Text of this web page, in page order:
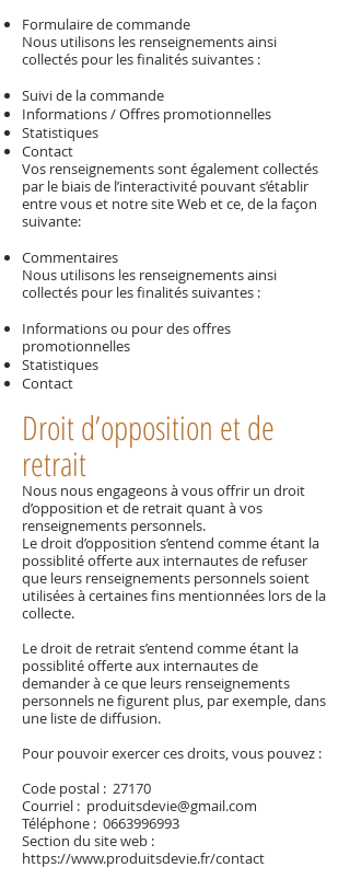
Formulaire de commande
Nous utilisons les renseignements ainsi
collectés pour les finalités suivantes :
Suivi de la commande
Informations / Offres promotionnelles
Statistiques
Contact
Vos renseignements sont également collectés
par le biais de l’interactivité pouvant s’établir
entre vous et notre site Web et ce, de la façon
suivante:
Commentaires
Nous utilisons les renseignements ainsi
collectés pour les finalités suivantes :
Informations ou pour des offres
promotionnelles
Statistiques
Contact
Droit d’opposition et de
retrait
Nous nous engageons à vous offrir un droit
d’opposition et de retrait quant à vos
renseignements personnels.
Le droit d’opposition s’entend comme étant la
possiblité offerte aux internautes de refuser
que leurs renseignements personnels soient
utilisées à certaines fins mentionnées lors de la
collecte.
Le droit de retrait s’entend comme étant la
possiblité offerte aux internautes de
demander à ce que leurs renseignements
personnels ne figurent plus, par exemple, dans
une liste de diffusion.
Pour pouvoir exercer ces droits, vous pouvez :
Code postal : 27170
Courriel : produitsdevie@gmail.com
Téléphone : 0663996993
Section du site web :
https://www.produitsdevie.fr/contact